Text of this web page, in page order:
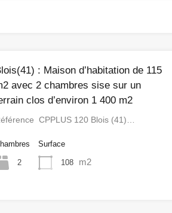
: Maison d’habitation de 115
avec 2 chambres sise sur un
clos d’environ 1 400 m2
CPPLUS 120 Blois (41)…
2
Surface
108 m2